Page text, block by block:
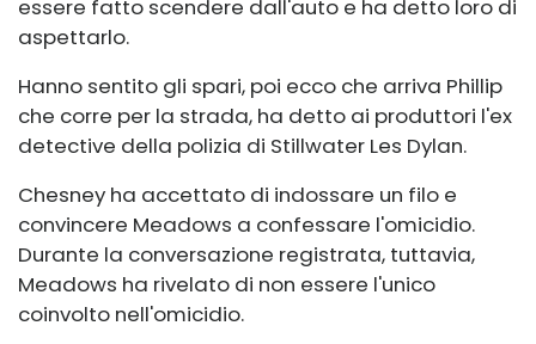
essere fatto scendere dall'auto e ha detto loro di
aspettarlo.
Hanno sentito gli spari, poi ecco che arriva Phillip
che corre per la strada, ha detto ai produttori l'ex
detective della polizia di Stillwater Les Dylan.
Chesney ha accettato di indossare un filo e
convincere Meadows a confessare l'omicidio.
Durante la conversazione registrata, tuttavia,
Meadows ha rivelato di non essere l'unico
coinvolto nell'omicidio.